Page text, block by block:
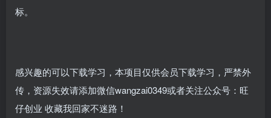
标。
感兴趣的可以下载学习，本项目仅供会员下载学习，严禁外
传，资源失效请添加微信wangzai0349或者关注公众号：旺
仔创业 收藏我回家不迷路！